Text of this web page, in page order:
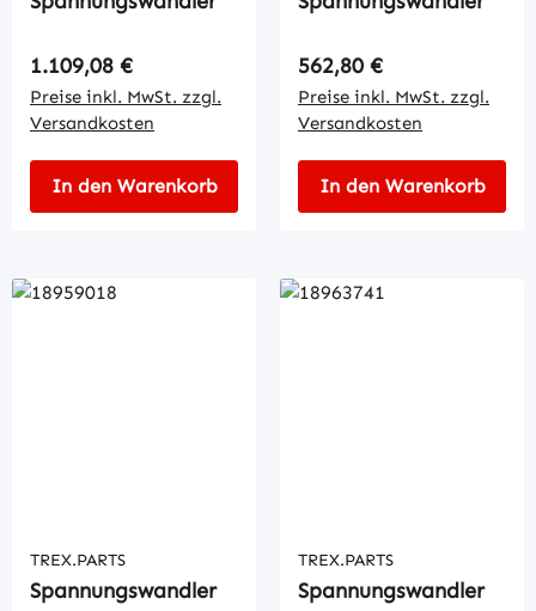
Regulärer Preis:
1.109,08 €
Preise inkl. MwSt. zzgl.
Versandkosten
In den Warenkorb
Regulärer Preis:
562,80 €
Preise inkl. MwSt. zzgl.
Versandkosten
In den Warenkorb
TREX.PARTS
Spannungswandler
TREX.PARTS
Spannungswandler